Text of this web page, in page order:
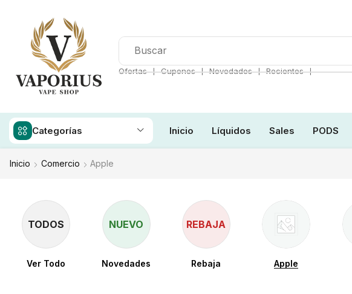
Ofertas ❘ Cupones ❘ Novedades ❘ Recientes ❘
Categorías Inicio Líquidos Sales PODS
Inicio Comercio Apple
TODOS
Ver Todo
NUEVO
Novedades
REBAJA
Rebaja Apple